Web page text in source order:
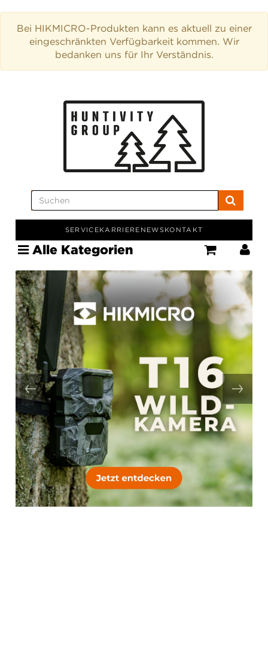
Bei HIKMICRO-Produkten kann es aktuell zu einer
eingeschränkten Verfügbarkeit kommen. Wir
bedanken uns für Ihr Verständnis.
SERVICEKARRIERE NEWSKONTAKT
Alle Kategorien